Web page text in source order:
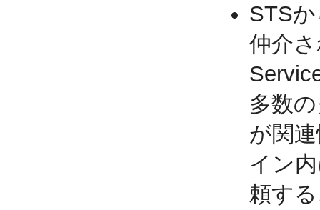
STS
仲介
多数
が関
イン
頼す